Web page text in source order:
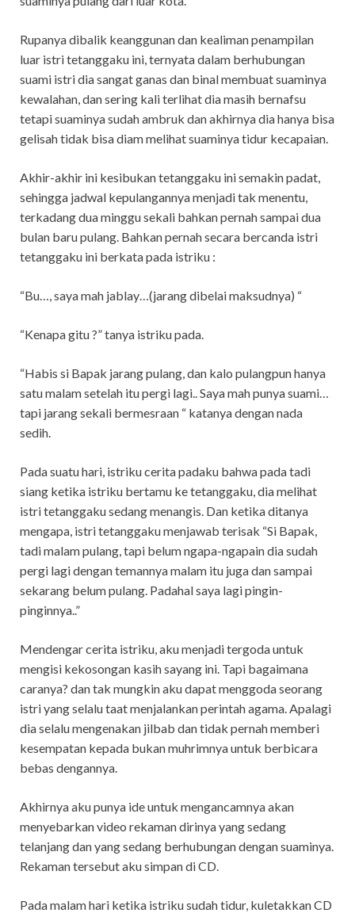
Rupanya dibalik keanggunan dan kealiman penampilan
luar istri tetanggaku ini, ternyata dalam berhubungan
suami istri dia sangat ganas dan binal membuat suaminya
kewalahan, dan sering kali terlihat dia masih bernafsu
tetapi suaminya sudah ambruk dan akhirnya dia hanya bisa
gelisah tidak bisa diam melihat suaminya tidur kecapaian.
Akhir-akhir ini kesibukan tetanggaku ini semakin padat,
sehingga jadwal kepulangannya menjadi tak menentu,
terkadang dua minggu sekali bahkan pernah sampai dua
bulan baru pulang. Bahkan pernah secara bercanda istri
tetanggaku ini berkata pada istriku :
“Bu…, saya mah jablay…(jarang dibelai maksudnya) “
“Kenapa gitu ?” tanya istriku pada.
“Habis si Bapak jarang pulang, dan kalo pulangpun hanya
satu malam setelah itu pergi lagi.. Saya mah punya suami…
tapi jarang sekali bermesraan “ katanya dengan nada
sedih.
Pada suatu hari, istriku cerita padaku bahwa pada tadi
siang ketika istriku bertamu ke tetanggaku, dia melihat
istri tetanggaku sedang menangis. Dan ketika ditanya
mengapa, istri tetanggaku menjawab terisak “Si Bapak,
tadi malam pulang, tapi belum ngapa-ngapain dia sudah
pergi lagi dengan temannya malam itu juga dan sampai
sekarang belum pulang. Padahal saya lagi pingin-
pinginnya..”
Mendengar cerita istriku, aku menjadi tergoda untuk
mengisi kekosongan kasih sayang ini. Tapi bagaimana
caranya? dan tak mungkin aku dapat menggoda seorang
istri yang selalu taat menjalankan perintah agama. Apalagi
dia selalu mengenakan jilbab dan tidak pernah memberi
kesempatan kepada bukan muhrimnya untuk berbicara
bebas dengannya.
Akhirnya aku punya ide untuk mengancamnya akan
menyebarkan video rekaman dirinya yang sedang
telanjang dan yang sedang berhubungan dengan suaminya.
Rekaman tersebut aku simpan di CD.
Pada malam hari ketika istriku sudah tidur, kuletakkan CD